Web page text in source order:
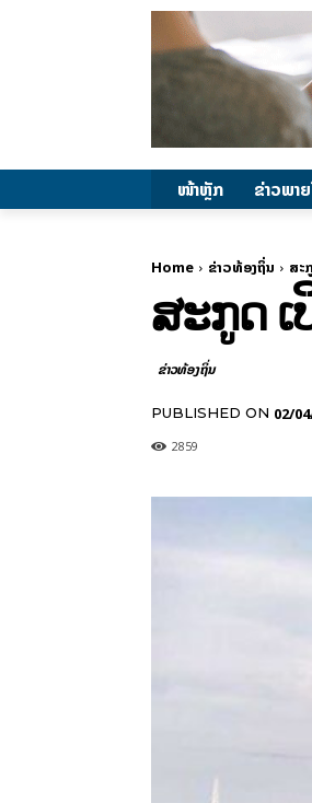
ໜ້າຫຼັກ ຂ່າວພາ
Home ຂ່າວທ້ອງຖິ່ນ ສະ
ສະກູດ ເ
ຂ່າວທ້ອງຖິ່ນ
PUBLISHED ON 02/
2859